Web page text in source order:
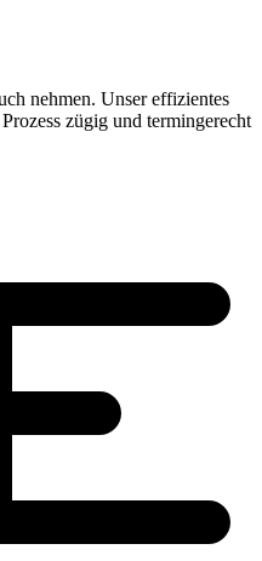
nehmen. Unser effizientes
zügig und termingerecht